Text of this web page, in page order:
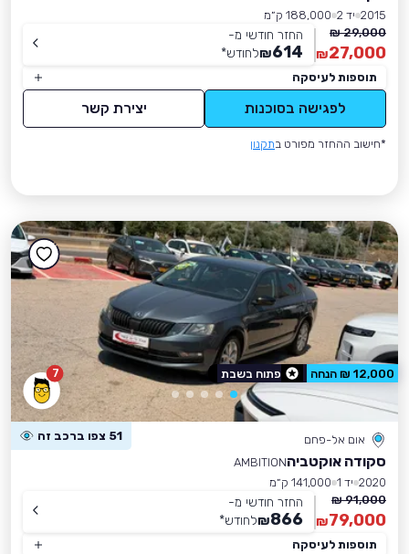
2015 יד 2
188,000 ק״מ
29,000 ₪
27,000
₪
החזר חודשי מ-
614
₪לחודש*
תוספות לעיסקה
לפגישה בסוכנות יצירת קשר
*חישוב ההחזר מפורט בתקנון
7
אום אל-פחם 51 צפו ברכב זה
סקודה אוקטביהAMBITION
2020 יד 1
141,000 ק״מ
91,000 ₪
79,000
₪
החזר חודשי מ-
866
₪לחודש*
תוספות לעיסקה
12,000 ₪ הנחה פתוח בשבת